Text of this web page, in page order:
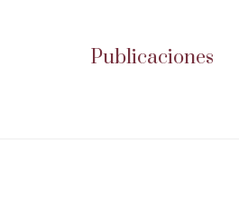
Publicaciones